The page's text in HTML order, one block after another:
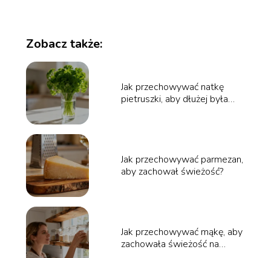
Zobacz także:
Jak przechowywać natkę
pietruszki, aby dłużej była
Jak przechowywać parmezan,
aby zachował świeżość?
Jak przechowywać mąkę, aby
zachowała świeżość na